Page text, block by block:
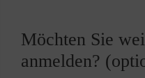
Möchten Sie
anmelden?